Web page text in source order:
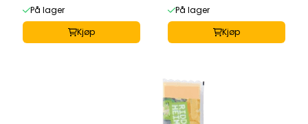
På lager
Kjøp
På lager
Kjøp